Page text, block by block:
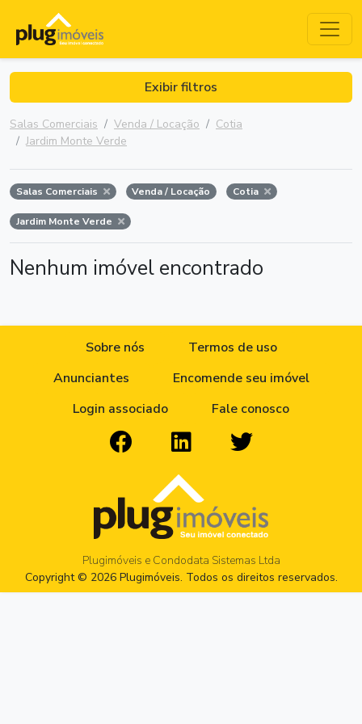
Exibir filtros
Salas Comerciais Venda / Locação
Cotia
Jardim Monte Verde
Salas Comerciais Venda / Locação Cotia
Jardim Monte Verde
Nenhum imóvel encontrado
Sobre nós
Termos de uso
Anunciantes
Encomende seu imóvel
Login associado
Fale conosco
Plugimóveis e Condodata Sistemas Ltda
Copyright © 2026 Plugimóveis. Todos os direitos reservados.